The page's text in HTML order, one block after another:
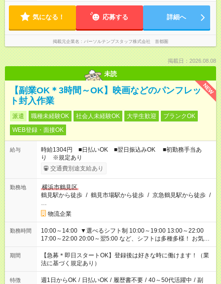
気になる！ 応募する 詳細へ
掲載元企業名 パーソルテンプスタッフ株式会社 首都圏
掲載日：2026.08.08
未読
NEW
【副業OK＊3時間～OK】映画などのパンフレッ
ト封入作業
派遣 職種未経験OK 社会人未経験OK 大学生歓迎
ブランクOK
WEB登録・面接OK
給与
時給1304円 ■日払いOK ■翌日振込みOK ■初勤務手当あ
り ※規定あり
交通費別途支給あり
勤務地
横浜市鶴見区
鶴見駅から徒歩 / 鶴見市場駅から徒歩 / 京急鶴見駅から徒歩 /
…
物流企業
勤務時間
10:00～14:00 ▼選べるシフト制 10:00～19:00 13:00～22:00
17:00～22:00 20:00～翌5:00 など、シフトは多種多様！ お気軽
にご相談ください！
期間
【急募＊即日スタートOK】登録後は好きな時に働けます！（業
法に基づく規定あり）
特徴 週1日からOK / 日払いOK / 履歴書不要 / 40～50代活躍中 / 副